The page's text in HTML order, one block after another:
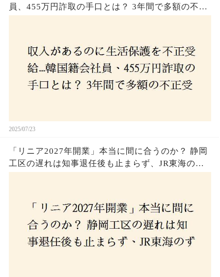
員、455万円詐取の手口とは？ 3年間で多額の不正
2025/07/23
「リニア2027年開業」本当に間に合うのか？ 静岡
工区の遅れは知事退任後も止まらず、JR東海のず